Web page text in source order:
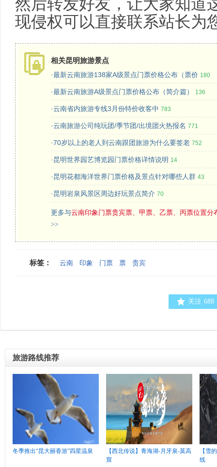
然后转发好友，让大家知道
现侵权可以直接联系站长为
相关昆明旅游景点
·最新云南旅游138家A级景点门票价格公布（票价 180
·最新云南旅游A级景点门票价格公布（简介篇） 136
·云南省内旅游专线3月份特价收客中 783
·云南旅游公司纯玩团/季节团/出境团火热报名 771
·70岁以上的老人到云南跟团旅游为什么要签老 752
·昆明世界园艺博览园门票价格详情说明 14
·昆明花都海洋世界门票价格及景点针对哪些人群 43
·昆明岩泉风景区周边好玩景点简介 70
更多与云南印象门票贵宾票、甲票、乙票、丙票位置分
>>
标签： 云南 印象 门票 票 贵宾
关注 688
旅游路线推荐
冬季推出“昆大丽香游”四星温泉
【西北传说】青海湖-月牙泉-莫高
窟
【雪
线